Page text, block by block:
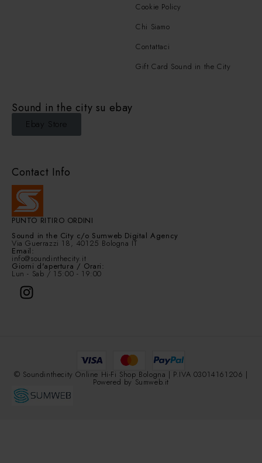
Contact Info
PUNTO RITIRO ORDINI
Sound in the City c/o Sumweb Digital Agency
Via Guerrazzi 18, 40125 Bologna IT
Email:
info@soundinthecity.it
Giorni d'apertura / Orari:
Lun - Sab / 15:00 - 19:00
Cookie Policy
Chi Siamo
Contattaci
Gift Card Sound in the City
Sound in the city su ebay
Ebay Store
© Soundinthecity Online Hi-Fi Shop Bologna | P.IVA 03014161206 |
Powered by Sumweb.it